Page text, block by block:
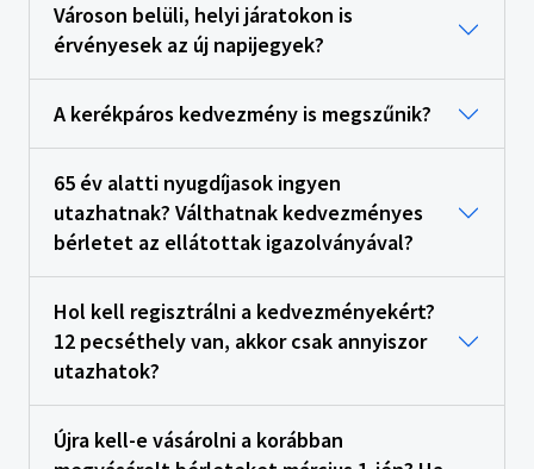
Városon belüli, helyi járatokon is
érvényesek az új napijegyek?
A kerékpáros kedvezmény is megszűnik?
65 év alatti nyugdíjasok ingyen
utazhatnak? Válthatnak kedvezményes
bérletet az ellátottak igazolványával?
Hol kell regisztrálni a kedvezményekért?
12 pecséthely van, akkor csak annyiszor
utazhatok?
Újra kell-e vásárolni a korábban